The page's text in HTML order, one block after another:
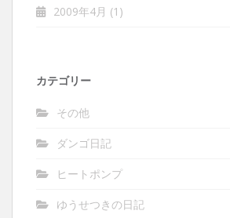
2009年4月 (1)
カテゴリー
その他
ダンゴ日記
ヒートポンプ
ゆうせつきの日記